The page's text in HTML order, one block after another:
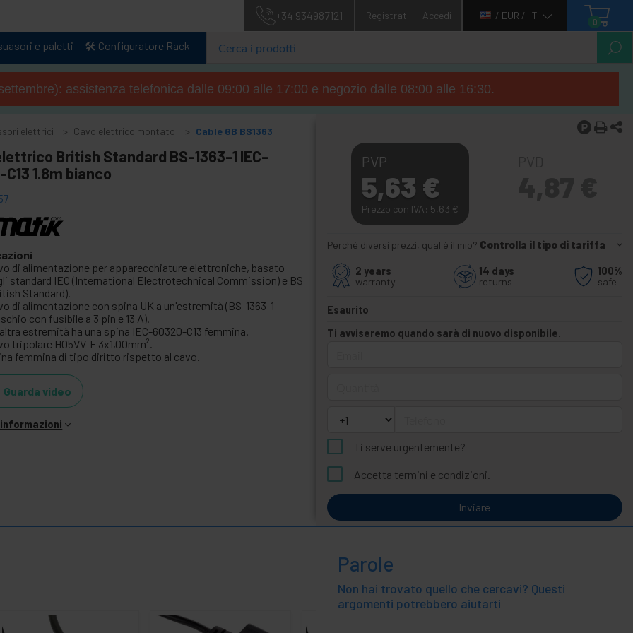
+34 934987121 Registrati Accedi / EUR / IT
0
e paletti 🛠️ Configuratore Rack
assistenza telefonica dalle 09:00 alle 17:00 e negozio dalle 08:00 alle 16:30.
elettrici Cavo elettrico montato Cable GB BS1363
British Standard BS-1363-1 IEC-
1.8m bianco
di alimentazione per apparecchiature elettroniche, basato
standard IEC (International Electrotechnical Commission) e BS
Standard).
di alimentazione con spina UK a un'estremità (BS-1363-1
con fusibile a 3 pin e 13 A).
estremità ha una spina IEC-60320-C13 femmina.
tripolare H05VV-F 3x1,00mm².
femmina di tipo diritto rispetto al cavo.
Guarda video
PVP
5,63 €
Prezzo con IVA: 5,63 €
Perché diversi prezzi, qual è il mio? Controlla il tipo di tariffa
2 years
warranty
14 days
returns
100%
safe
Esaurito
Ti avviseremo quando sarà di nuovo disponibile.
Ti serve urgentemente?
Accetta termini e condizioni.
Inviare
Parole
Non hai trovato quello che cercavi? Questi
argomenti potrebbero aiutarti